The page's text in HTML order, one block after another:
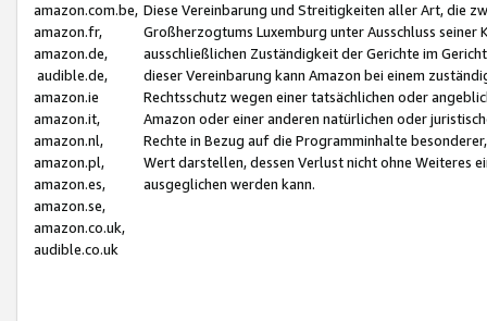
amazon.com.be,
amazon.fr,
amazon.de,
audible.de,
amazon.ie
amazon.it,
amazon.nl,
amazon.pl,
amazon.es,
amazon.se,
amazon.co.uk,
audible.co.uk
Diese Vereinbarung und Streitigkeiten aller Art, die
Großherzogtums Luxemburg unter Ausschluss
ausschließlichen Zuständigkeit der Gerichte im
dieser Vereinbarung kann Amazon bei einem
Rechtsschutz wegen einer tatsächlichen oder
Amazon oder einer anderen natürlichen oder
Rechte in Bezug auf die Programminhalte
Wert darstellen, dessen Verlust nicht ohne Weiteres
ausgeglichen werden kann.